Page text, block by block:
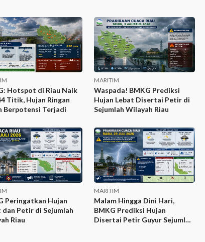
Hotspot di Riau Naik
Titik, Hujan Ringan
Berpotensi Terjadi
MARITIM
Waspada! BMKG Prediksi
Hujan Lebat Disertai Petir di
Sejumlah Wilayah Riau
Peringatkan Hujan
dan Petir di Sejumlah
Riau
MARITIM
Malam Hingga Dini Hari,
BMKG Prediksi Hujan
Disertai Petir Guyur Sejumlah